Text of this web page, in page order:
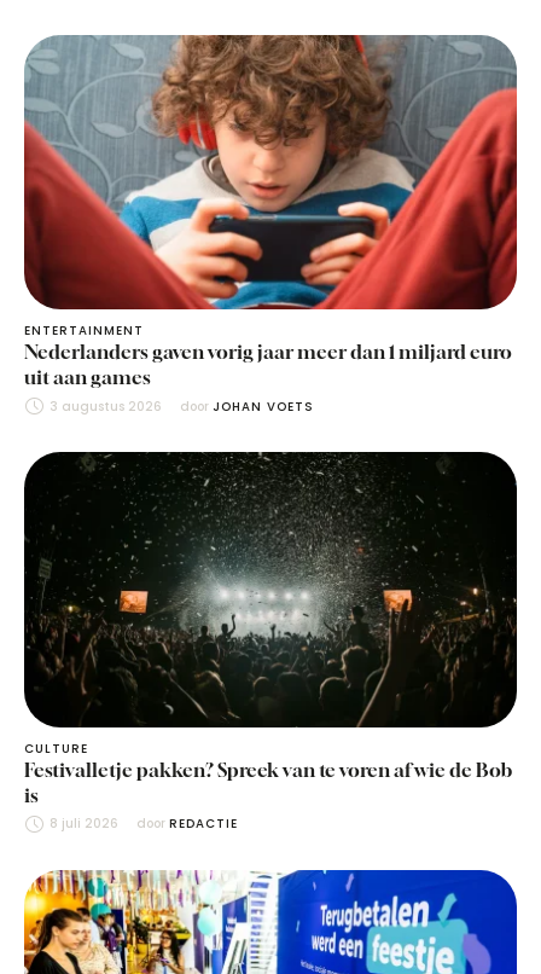
ENTERTAINMENT
Nederlanders gaven vorig jaar meer dan 1 miljard euro
uit aan games
3 augustus 2026 door JOHAN VOETS
CULTURE
Festivalletje pakken? Spreek van te voren af wie de Bob
is
8 juli 2026 door REDACTIE